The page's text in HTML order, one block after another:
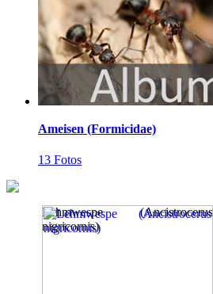
Ameisen (Formicidae)
13 Fotos
Lehmwespe (Ancistrocerus
nigricornis)